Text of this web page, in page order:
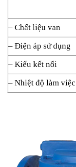
– Chất liệu van
– Điện áp sử dụng
– Kiểu kết nối
– Nhiệt độ làm việc